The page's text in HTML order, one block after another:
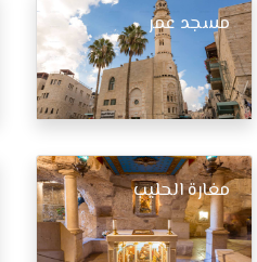
مسجد عمر
مغارة الحليب